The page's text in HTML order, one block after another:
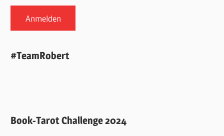
#TeamRobert
Book-Tarot Challenge 2024